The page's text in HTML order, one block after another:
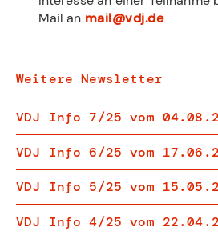
Mail an mail@vdj.de
Weitere Newsletter
VDJ Info 7/25 vom
VDJ Info 6/25 vom
VDJ Info 5/25 vom
VDJ Info 4/25 vom